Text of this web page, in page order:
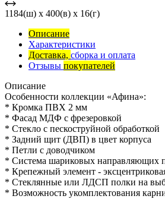
1184(ш) x 400(в) x 16(г)
Описание
Характеристики
Доставка, сборка и оплата
Отзывы покупателей
Описание
Особенности коллекции «Афина»:
* Кромка ПВХ 2 мм
* Фасад МДФ с фрезеровкой
* Стекло с пескоструйной обработкой
* Задний щит (ДВП) в цвет корпуса
* Петли с доводчиком
* Система шариковых направляющих
* Крепежный элемент -
* Стеклянные или ЛДСП полки на
* Возможность укомплектования